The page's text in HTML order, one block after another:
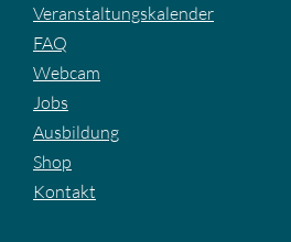
Veranstaltungskalender
FAQ
Webcam
Jobs
Ausbildung
Shop
Kontakt